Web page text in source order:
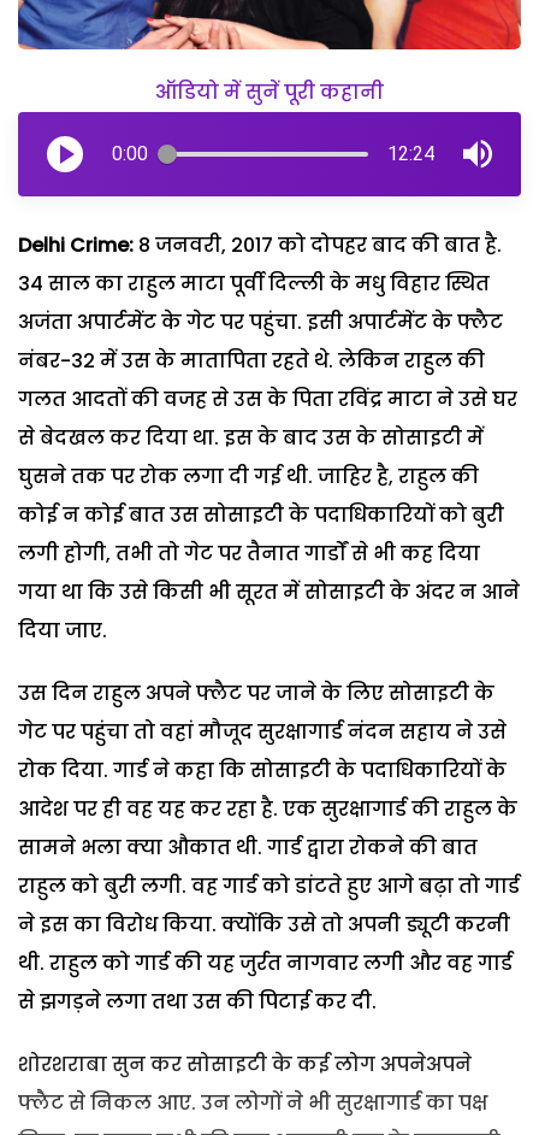
ऑडियो में सुनें पूरी कहानी
0:00 12:24
Delhi Crime: 8 जनवरी, 2017 को दोपहर बाद की बात है.
34 साल का राहुल माटा पूर्वी दिल्ली के मधु विहार स्थित
अजंता अपार्टमेंट के गेट पर पहुंचा. इसी अपार्टमेंट के फ्लैट
नंबर-32 में उस के मातापिता रहते थे. लेकिन राहुल की
गलत आदतों की वजह से उस के पिता रविंद्र माटा ने उसे घर
से बेदखल कर दिया था. इस के बाद उस के सोसाइटी में
घुसने तक पर रोक लगा दी गई थी. जाहिर है, राहुल की
कोई न कोई बात उस सोसाइटी के पदाधिकारियों को बुरी
लगी होगी, तभी तो गेट पर तैनात गार्डों से भी कह दिया
गया था कि उसे किसी भी सूरत में सोसाइटी के अंदर न आने
दिया जाए.
उस दिन राहुल अपने फ्लैट पर जाने के लिए सोसाइटी के
गेट पर पहुंचा तो वहां मौजूद सुरक्षागार्ड नंदन सहाय ने उसे
रोक दिया. गार्ड ने कहा कि सोसाइटी के पदाधिकारियों के
आदेश पर ही वह यह कर रहा है. एक सुरक्षागार्ड की राहुल के
सामने भला क्या औकात थी. गार्ड द्वारा रोकने की बात
राहुल को बुरी लगी. वह गार्ड को डांटते हुए आगे बढ़ा तो गार्ड
ने इस का विरोध किया. क्योंकि उसे तो अपनी ड्यूटी करनी
थी. राहुल को गार्ड की यह जुर्रत नागवार लगी और वह गार्ड
से झगड़ने लगा तथा उस की पिटाई कर दी.
शोरशराबा सुन कर सोसाइटी के कई लोग अपनेअपने
फ्लैट से निकल आए. उन लोगों ने भी सुरक्षागार्ड का पक्ष